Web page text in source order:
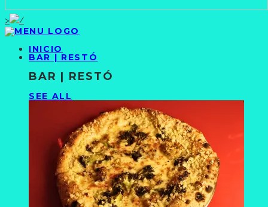
>
INICIO
BAR | RESTÓ
BAR | RESTÓ
SEE ALL